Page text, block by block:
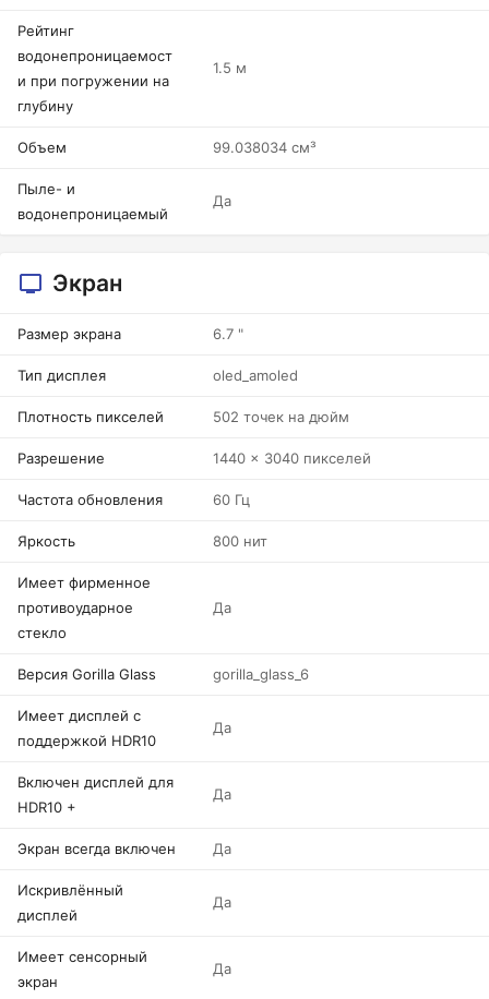
Рейтинг
водонепроницаемост
и при погружении на
глубину
1.5 м
Объем 99.038034 см³
Пыле- и
водонепроницаемый
Да
Экран
Размер экрана 6.7 "
Тип дисплея oled_amoled
Плотность пикселей 502 точек на дюйм
Разрешение 1440 x 3040 пикселей
Частота обновления 60 Гц
Яркость 800 нит
Имеет фирменное
противоударное
стекло
Да
Версия Gorilla Glass gorilla_glass_6
Имеет дисплей с
поддержкой HDR10
Да
Включен дисплей для
HDR10 +
Да
Экран всегда включен Да
Искривлённый
дисплей
Да
Имеет сенсорный
экран
Да